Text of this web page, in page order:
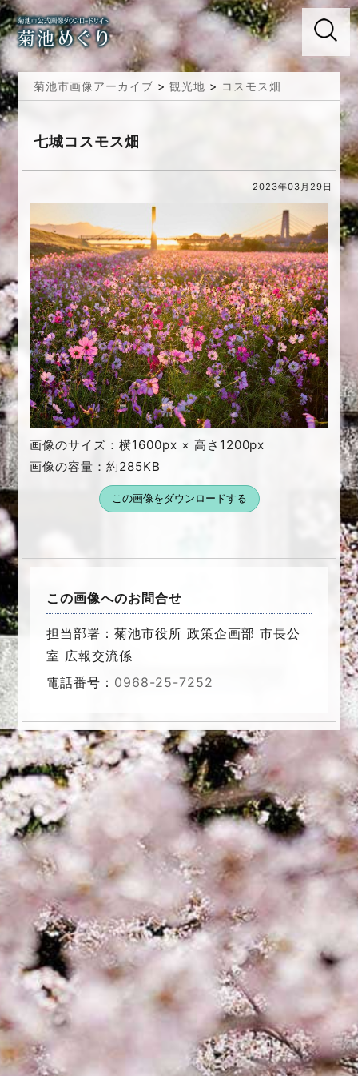
菊池市画像アーカイブ > 観光地 > コスモス畑
七城コスモス畑
2023年03月29日
画像のサイズ：横1600px × 高さ1200px
画像の容量：約285KB
この画像をダウンロードする
この画像へのお問合せ
担当部署：菊池市役所 政策企画部 市長公
室 広報交流係
電話番号： 0968-25-7252